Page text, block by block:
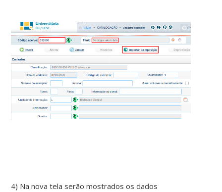
4) Na nova tela serão mostrados os dados